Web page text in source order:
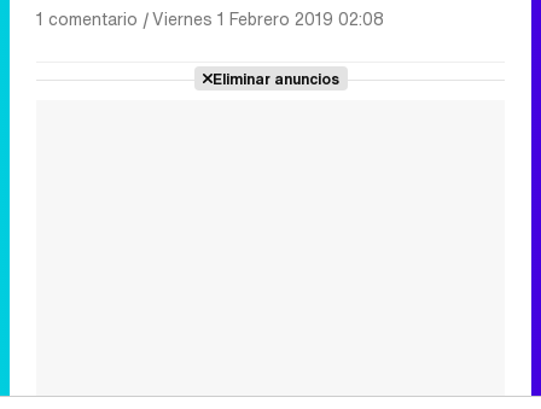
1 comentario |Viernes 1 Febrero 2019 02:08
Eliminar anuncios